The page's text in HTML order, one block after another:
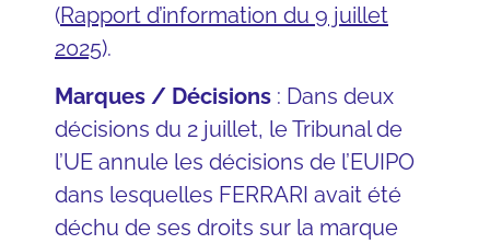
(Rapport d’information du 9 juillet
2025).
Marques / Décisions : Dans deux
décisions du 2 juillet, le Tribunal de
l’UE annule les décisions de l’EUIPO
dans lesquelles FERRARI avait été
déchu de ses droits sur la marque